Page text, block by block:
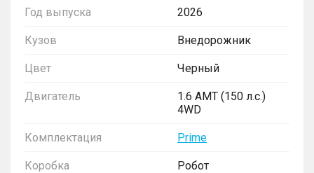
Год выпуска 2026
Кузов Внедорожник
Цвет Черный
Двигатель
1.6 AMT (150 л.с.)
4WD
Комплектация Prime
Коробка Робот